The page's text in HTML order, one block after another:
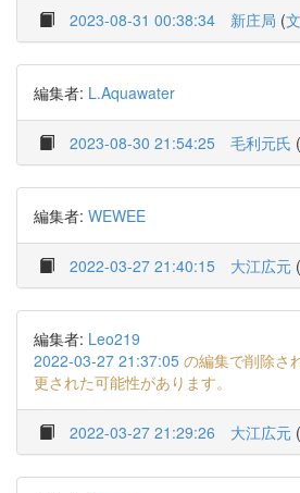
2023-08-31 00:38:34 新庄局 (
編集者: L.Aquawater
2023-08-30 21:54:25 毛利元氏 (
編集者: WEWEE
2022-03-27 21:40:15 大江広元 (
編集者: Leo219
2022-03-27 21:37:05 の編集で削除さ
更された可能性があります。
2022-03-27 21:29:26 大江広元 (